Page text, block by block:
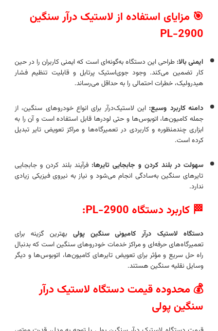
🎯 مزایای استفاده از لاستیک درآر سنگین
PL-2900
ایمنی بالا: طراحی این دستگاه به‌گونه‌ای است که ایمنی کاربران را در حین
کار تضمین می‌کند. وجود جوی‌استیک پرتابل و قابلیت تنظیم فشار
هیدرولیک، خطرات احتمالی را به حداقل می‌رساند.
دامنه کاربرد وسیع: این لاستیک‌درآر برای انواع خودروهای سنگین، از
جمله کامیون‌ها، اتوبوس‌ها و حتی لودرها قابل استفاده است و آن را به
ابزاری چندمنظوره و کاربردی در تعمیرگاه‌ها و مراکز تعویض تایر تبدیل
کرده است.
سهولت در بلند کردن و جابجایی تایرها: فرآیند بلند کردن و جابجایی
تایرهای سنگین به‌سادگی انجام می‌شود و نیاز به نیروی فیزیکی زیادی
ندارد.
🏁 کاربرد دستگاه PL-2900:
دستگاه لاستیک درآر کامیونی سنگین پولی بهترین گزینه برای
تعمیرگاه‌های حرفه‌ای و مراکز خدمات خودروهای سنگین است که بدنبال
راه‌ حل سریع و مؤثر برای تعویض تایرهای کامیون‌ها، اتوبوس‌ها و دیگر
وسایل نقلیه سنگین هستند.
💰 محدوده قیمت دستگاه لاستیک درآر
سنگین پولی